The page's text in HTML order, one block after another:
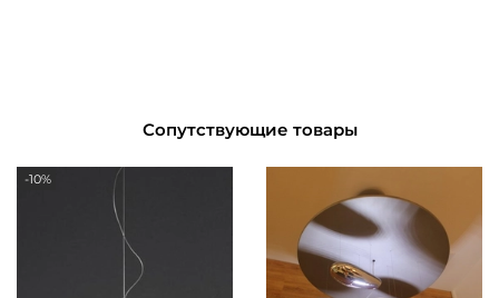
Сопутствующие товары
-10%